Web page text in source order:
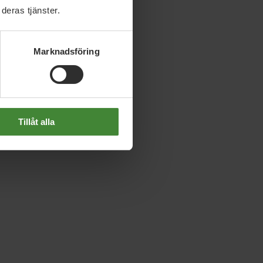
tjänster.
Marknadsföring
Tillåt alla